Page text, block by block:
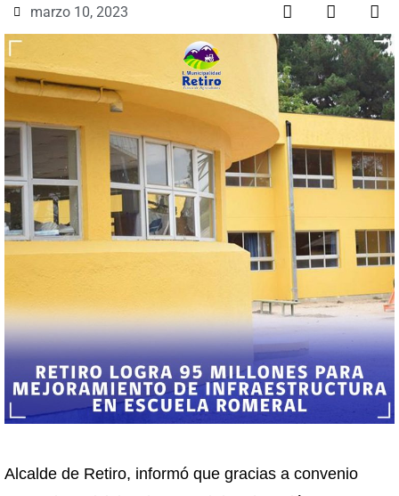
marzo 10, 2023
Alcalde de Retiro, informó que gracias a convenio